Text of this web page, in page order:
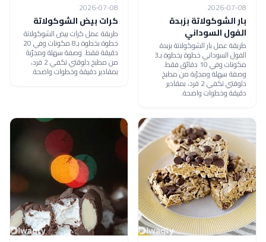
2026-07-08
بار الشوكولاتة بزبدة
الفول السوداني
طريقة عمل بار الشوكولاتة بزبدة
الفول السوداني خطوة بخطوة بـ3
مكونات وفي 10 دقائق فقط.
وصفة سهلة ومجرّبة من مطبخ
دلوقتي تكفي 2 فرد، بمقادير
دقيقة وخطوات واضحة.
2026-07-08
كرات بيض الشوكولاتة
طريقة عمل كرات بيض الشوكولاتة
خطوة بخطوة بـ8 مكونات وفي 20
دقيقة فقط. وصفة سهلة ومجرّبة
من مطبخ دلوقتي تكفي 2 فرد،
بمقادير دقيقة وخطوات واضحة.